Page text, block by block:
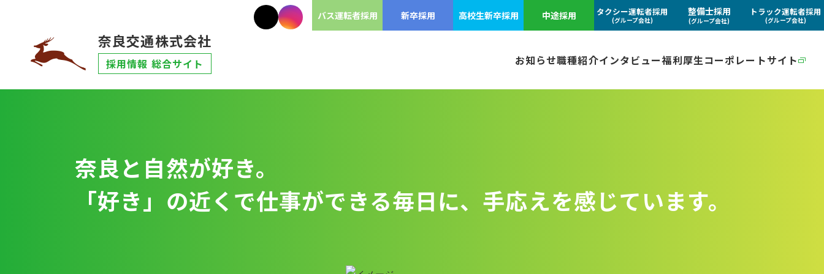
奈良交通株式会社
採用情報 総合サイト
バス運転者採用 新卒採用 高校生新卒採用 中途採用 タクシー運転者採用
(グループ会社)
整備士採用
(グループ会社)
トラック運転者採用
(グループ会社)
お知らせ職種紹介インタビュー福利厚生コーポレートサイト
奈良と自然が好き。
「好き」の近くで仕事ができる毎日に、手応えを感じています。